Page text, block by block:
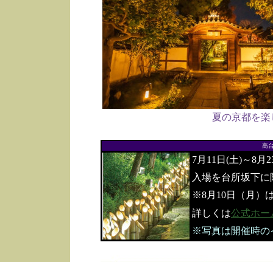
夏の京都を
高
7月11日(土)～8月
入場を台所坂下
※8月10日（月）
詳しくは公式ホー
※写真は開催時の